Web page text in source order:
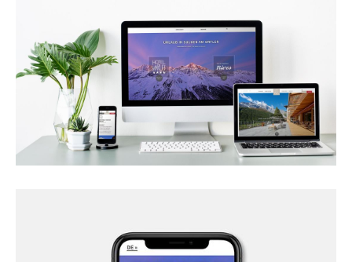
JETZT ANFRAGEN
KOSTENLOSE DEMO ANFRAGEN